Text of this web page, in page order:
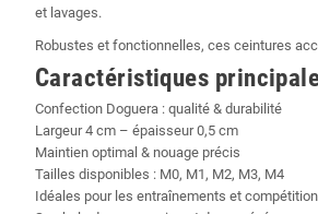
et lavages.
Robustes et fonctionnelles, ces ceintures
Caractéristiques
Confection Doguera : qualité & durabilité
Largeur 4 cm – épaisseur 0,5 cm
Maintien optimal & nouage précis
Tailles disponibles : M0, M1, M2, M3, M4
Idéales pour les entraînements et